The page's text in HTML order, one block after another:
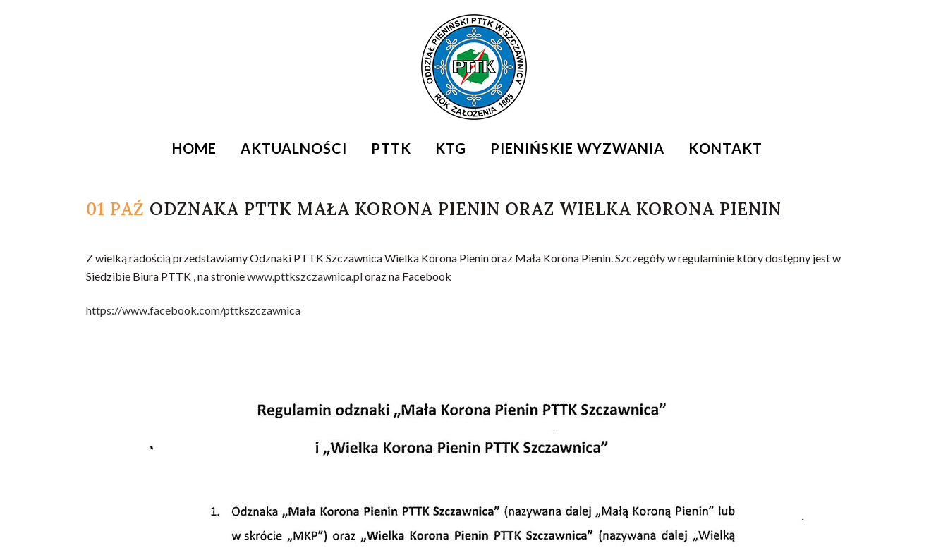
HOME AKTUALNOŚCI PTTK KTG PIENIŃSKIE WYZWANIA KONTAKT
01 PAŹ ODZNAKA PTTK MAŁA KORONA PIENIN ORAZ WIELKA KORONA PIENIN
Z wielką radością przedstawiamy Odznaki PTTK Szczawnica Wielka Korona Pienin oraz Mała Korona Pienin. Szczegóły w regulaminie który dostępny jest w
Siedzibie Biura PTTK , na stroniewww.pttkszczawnica.ploraz na Facebook
https://www.facebook.com/pttkszczawnica